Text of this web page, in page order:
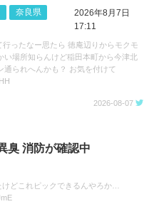
奈良県
2026年8月7日
17:11
ったなー思たら 徳庵辺りからモクモ
い場所知らんけど稲田本町から今津北
通られへんかも？ お気を付けて
2026-08-07
臭 消防が確認中
どこれピックできるんやろか…